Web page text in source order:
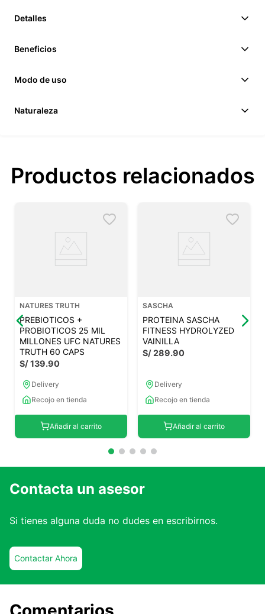
Detalles
Beneficios
Modo de uso
Naturaleza
Productos relacionados
NATURES TRUTH
PREBIOTICOS +
PROBIOTICOS 25 MIL
MILLONES UFC NATURES
TRUTH 60 CAPS
S/139.90
Delivery
Recojo en tienda
Añadir al carrito
SASCHA
PROTEINA SASCHA
FITNESS HYDROLYZED
VAINILLA
S/289.90
Delivery
Recojo en tienda
Añadir al carrito
Contacta un asesor
Si tienes alguna duda no dudes en escribirnos.
Contactar Ahora